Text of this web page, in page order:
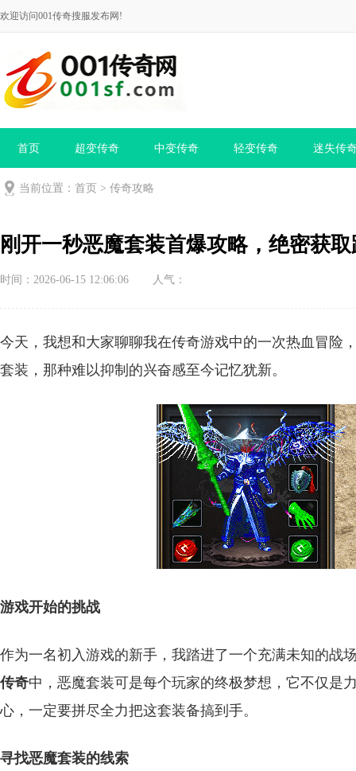
欢迎访问001传奇搜服发布网!
首页 超变传奇 中变传奇 轻变传奇 迷失传
当前位置： 首页 > 传奇攻略
刚开一秒恶魔套装首爆攻略，绝密获
时间：2026-06-15 12:06:06 人气：
今天，我想和大家聊聊我在传奇游戏中的一次热血冒险
套装，那种难以抑制的兴奋感至今记忆犹新。
游戏开始的挑战
作为一名初入游戏的新手，我踏进了一个充满未知的战
传奇中，恶魔套装可是每个玩家的终极梦想，它不仅是
心，一定要拼尽全力把这套装备搞到手。
寻找恶魔套装的线索